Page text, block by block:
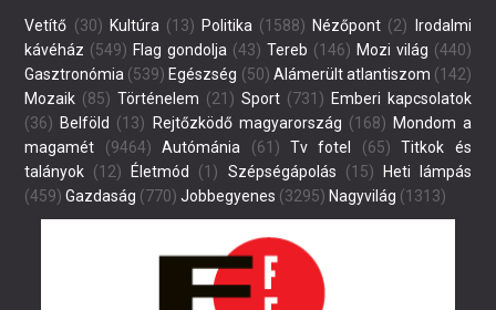
Vetítő (30) Kultúra (13) Politika (1588) Nézőpont (2)
Irodalmi
kávéház (549) Flag gondolja (43) Tereb (146) Mozi világ (440)
Gasztronómia (539) Egészség (50) Alámerült atlantiszom (142)
Mozaik (85) Történelem (21) Sport(731) Emberi kapcsolatok
(36) Belföld (13) Rejtőzködő magyarország (168) Mondom a
magamét (9464) Autómánia (61) Tv fotel (65)
Titkok és
talányok (12) Életmód (1) Szépségápolás (15)
Heti lámpás
(459) Gazdaság (770) Jobbegyenes (3295) Nagyvilág (1313)